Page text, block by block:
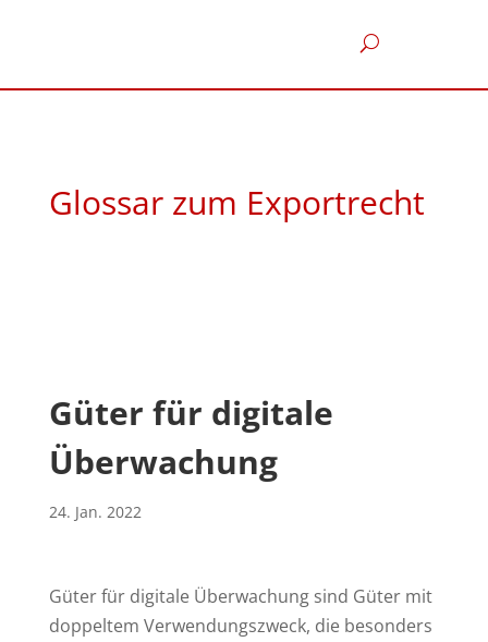
Glossar zum Exportrecht
Güter für digitale
Überwachung
24. Jan. 2022
Güter für digitale Überwachung sind Güter mit
doppeltem Verwendungszweck, die besonders